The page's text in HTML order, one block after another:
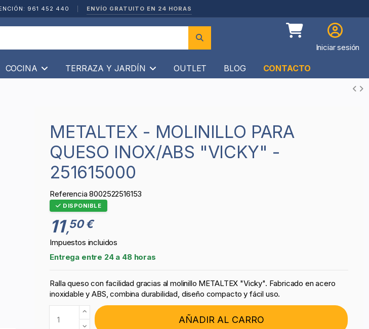
961 452 440 ENVÍO GRATUITO EN 24 HORAS
Iniciar sesión
COCINA TERRAZA Y JARDÍN OUTLET BLOG CONTACTO
METALTEX - MOLINILLO PARA
QUESO INOX/ABS "VICKY" -
251615000
Referencia 8002522516153
DISPONIBLE
11,50 €
Impuestos incluidos
Entrega entre 24 a 48 horas
Ralla queso con facilidad gracias al molinillo METALTEX "Vicky". Fabricado en acero
inoxidable y ABS, combina durabilidad, diseño compacto y fácil uso.
AÑADIR AL CARRO